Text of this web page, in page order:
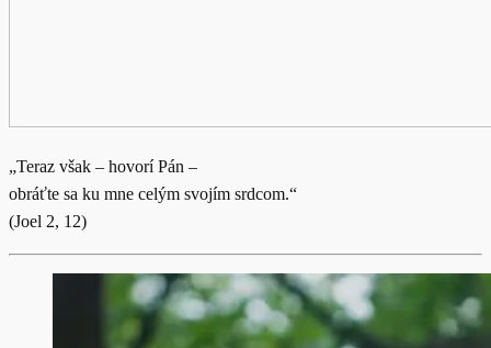
„Teraz však – hovorí Pán –
obráťte sa ku mne celým svojím srdcom.“
(Joel 2, 12)